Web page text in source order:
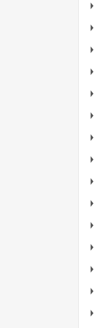
▶
▶
▶
▶
▶
▶
▶
▶
▶
▶
▶
▶
▶
▶
▶